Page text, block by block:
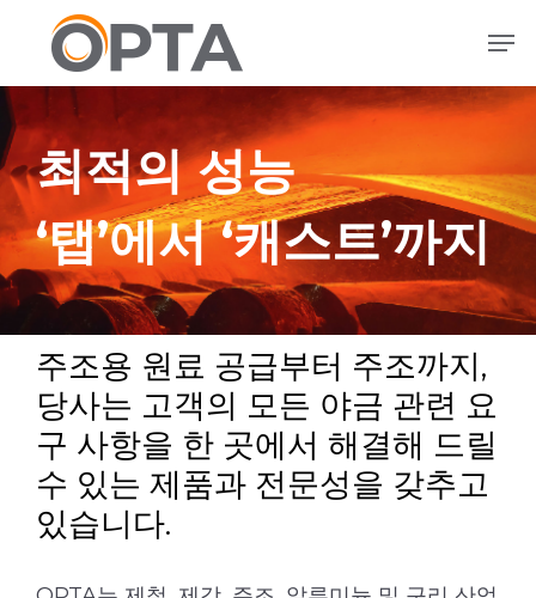
로
건
너
뛰
기
메뉴
최적의 성능
‘탭’에서 ‘캐스트’까지
주조용 원료 공급부터 주조까지,
당사는 고객의 모든 야금 관련 요
구 사항을 한 곳에서 해결해 드릴
수 있는 제품과 전문성을 갖추고
있습니다.